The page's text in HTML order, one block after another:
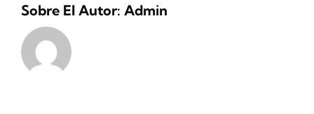
Sobre El Autor: Admin